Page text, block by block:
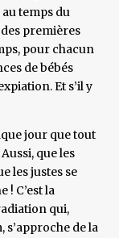
temps du
premières
pour chacun
de bébés
Et s’il y
jour que tout
que les
les justes se
C’est la
qui,
s’approche de la